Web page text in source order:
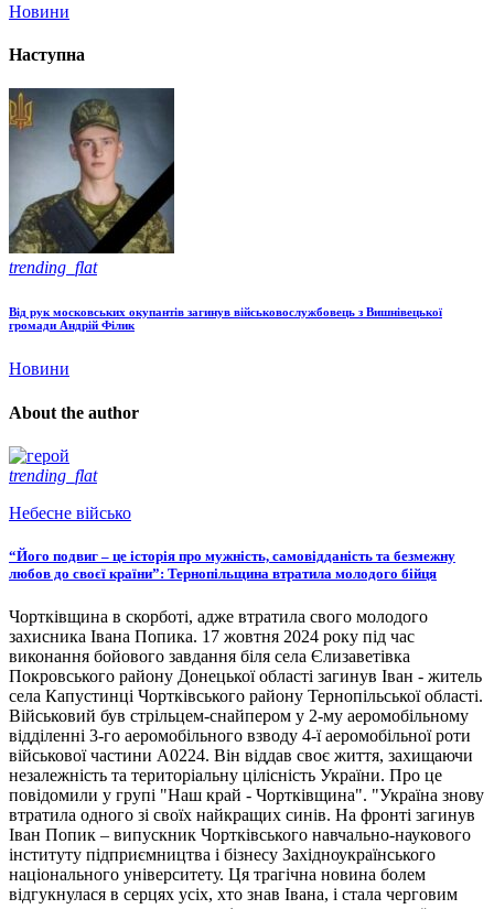
Новини
Наступна
trending_flat
Від рук московських окупантів загинув військовослужбовець з Вишнівецької
громади Андрій Філик
Новини
About the author
trending_flat
Небесне військо
“Його подвиг – це історія про мужність, самовідданість та безмежну
любов до своєї країни”: Тернопільщина втратила молодого бійця
Чортківщина в скорботі, адже втратила свого молодого
захисника Івана Попика. 17 жовтня 2024 року під час
виконання бойового завдання біля села Єлизаветівка
Покровського району Донецької області загинув Іван - житель
села Капустинці Чортківського району Тернопільської області.
Військовий був стрільцем-снайпером у 2-му аеромобільному
відділенні 3-го аеромобільного взводу 4-ї аеромобільної роти
військової частини А0224. Він віддав своє життя, захищаючи
незалежність та територіальну цілісність України. Про це
повідомили у групі "Наш край - Чортківщина". "Україна знову
втратила одного зі своїх найкращих синів. На фронті загинув
Іван Попик – випускник Чортківського навчально-наукового
інституту підприємництва і бізнесу Західноукраїнського
національного університету. Ця трагічна новина болем
відгукнулася в серцях усіх, хто знав Івана, і стала черговим